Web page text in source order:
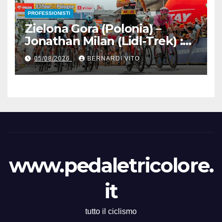
PROFESSIONISTI
Zielona Gora (Polonia) –
Jonathan Milan (Lidl-Trek) :
Vince la terza tappa di
seguito e in maglia gialla
all’83° Giro di Polonia
05/08/2026 BERNARDI VITO
www.pedaletricolore.
it
tutto il ciclismo